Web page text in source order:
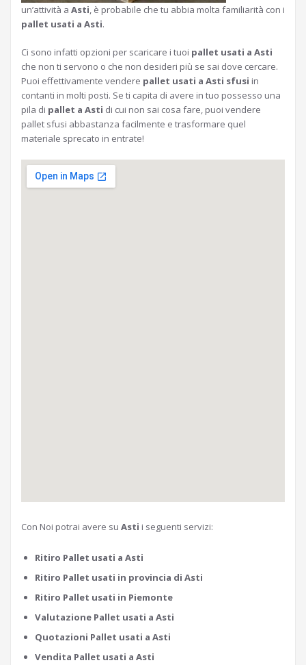
un’attività a Asti, è probabile che tu abbia molta familiarità con i
pallet usati a Asti.
Ci sono infatti opzioni per scaricare i tuoi pallet usati a Asti
che non ti servono o che non desideri più se sai dove cercare.
Puoi effettivamente vendere pallet usati a Asti sfusi in
contanti in molti posti. Se ti capita di avere in tuo possesso una
pila di pallet a Asti di cui non sai cosa fare, puoi vendere
pallet sfusi abbastanza facilmente e trasformare quel
materiale sprecato in entrate!
Con Noi potrai avere su Asti i seguenti servizi:
Ritiro Pallet usati a Asti
Ritiro Pallet usati in provincia di Asti
Ritiro Pallet usati in Piemonte
Valutazione Pallet usati a Asti
Quotazioni Pallet usati a Asti
Vendita Pallet usati a Asti